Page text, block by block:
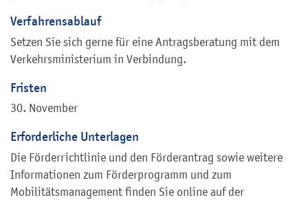
Verfahrensablauf
Setzen Sie sich gerne für eine Antragsberatung mit dem
Verkehrsministerium in Verbindung.
Fristen
30. November
Erforderliche Unterlagen
Die Förderrichtlinie und den Förderantrag sowie weitere
Informationen zum Förderprogramm und zum
Mobilitätsmanagement finden Sie online auf der